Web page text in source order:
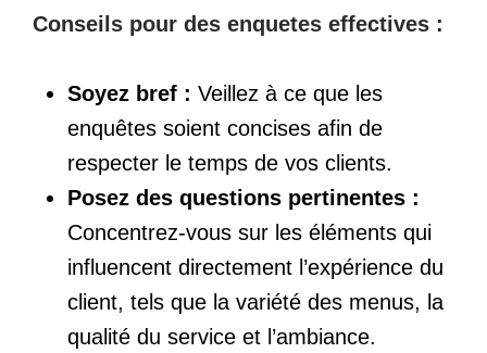
Conseils pour des enquetes effectives :
Soyez bref : Veillez à ce que les
enquêtes soient concises afin de
respecter le temps de vos clients.
Posez des questions pertinentes :
Concentrez-vous sur les éléments qui
influencent directement l’expérience du
client, tels que la variété des menus, la
qualité du service et l’ambiance.